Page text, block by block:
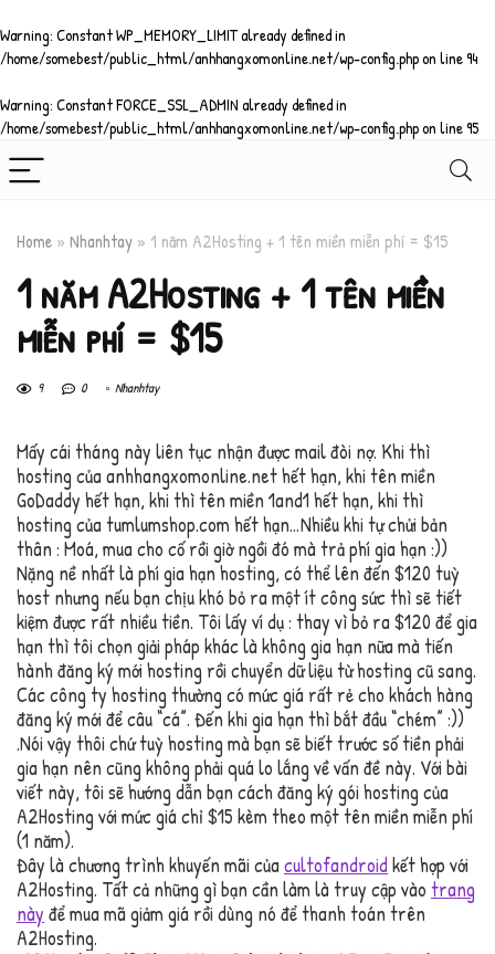
Warning: Constant WP_MEMORY_LIMIT already defined in
/home/somebest/public_html/anhhangxomonline.net/wp-config.phpon line94
Warning: Constant FORCE_SSL_ADMIN already defined in
/home/somebest/public_html/anhhangxomonline.net/wp-config.phpon line95
Home » Nhanhtay » 1 năm A2Hosting + 1 tên miền miễn phí = $15
1 năm A2Hosting + 1 tên miền
miễn phí = $15
9 0 Nhanhtay
Mấy cái tháng này liên tục nhận được mail đòi nợ. Khi thì
hosting của anhhangxomonline.net hết hạn, khi tên miền
GoDaddy hết hạn, khi thì tên miền 1and1 hết hạn, khi thì
hosting của tumlumshop.com hết hạn…Nhiều khi tự chửi bản
thân : Moá, mua cho cố rồi giờ ngồi đó mà trả phí gia hạn :))
Nặng nề nhất là phí gia hạn hosting, có thể lên đến $120 tuỳ
host nhưng nếu bạn chịu khó bỏ ra một ít công sức thì sẽ tiết
kiệm được rất nhiều tiền. Tôi lấy ví dụ : thay vì bỏ ra $120 để gia
hạn thì tôi chọn giải pháp khác là không gia hạn nữa mà tiến
hành đăng ký mới hosting rồi chuyển dữ liệu từ hosting cũ sang.
Các công ty hosting thường có mức giá rất rẻ cho khách hàng
đăng ký mới để câu “cá”. Đến khi gia hạn thì bắt đầu “chém” :))
.Nói vậy thôi chứ tuỳ hosting mà bạn sẽ biết trước số tiền phải
gia hạn nên cũng không phải quá lo lắng về vấn đề này. Với bài
viết này, tôi sẽ hướng dẫn bạn cách đăng ký gói hosting của
A2Hosting với mức giá chỉ $15 kèm theo một tên miền miễn phí
(1 năm).
Đây là chương trình khuyến mãi của cultofandroid kết hợp với
A2Hosting. Tất cả những gì bạn cần làm là truy cập vào trang
này để mua mã giảm giá rồi dùng nó để thanh toán trên
A2Hosting.